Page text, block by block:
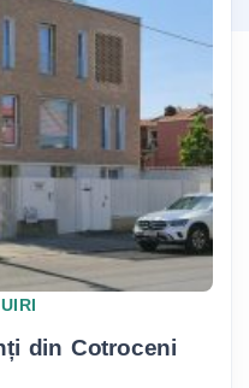
din Cotroceni